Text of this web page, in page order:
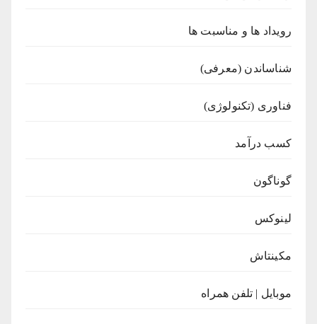
رویداد ها و مناسبت ها
شناساندن (معرفی)
فناوری (تکنولوژی)
کسب درآمد
گوناگون
لینوکس
مکینتاش
موبایل | تلفن همراه